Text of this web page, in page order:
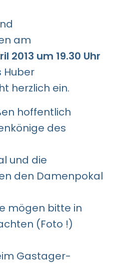
am
2013 um 19.30 Uhr
Huber
herzlich ein.
hoffentlich
des
und die
den Damenpokal
mögen bitte in
(Foto !)
Gastager-